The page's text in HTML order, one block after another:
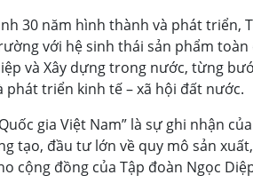
30 năm hình thành và phát triển,
với hệ sinh thái sản phẩm
và Xây dựng trong nước, từng
phát triển kinh tế – xã hội đất nước.
gia Việt Nam” là sự ghi nhận
tạo, đầu tư lớn về quy mô sản
cộng đồng của Tập đoàn Ngọc